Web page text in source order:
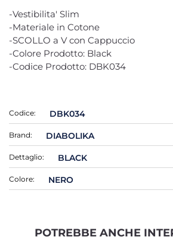
-Vestibilita' Slim
-Materiale in Cotone
-SCOLLO a V con Cappuccio
-Colore Prodotto: Black
-Codice Prodotto: DBK034
Codice: DBK034
Brand: DIABOLIKA
Dettaglio: BLACK
Colore: NERO
POTREBBE ANCHE